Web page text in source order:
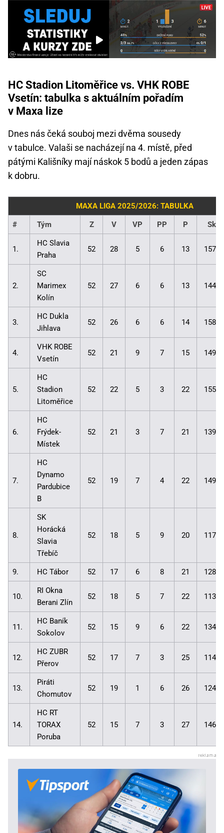
HC Stadion Litoměřice vs. VHK ROBE
Vsetín: tabulka s aktuálním pořadím
v Maxa lize
Dnes nás čeká souboj mezi dvěma sousedy
v tabulce. Valaši se nacházejí na 4. místě, před
pátými Kališníky mají náskok 5 bodů a jeden zápas
k dobru.
MAXA LIGA 2025/2026: TABULKA
# Tým Z V VP PP P
1.
HC Slavia
Praha
52 28 5 6 13
2.
SC
Marimex
Kolín
52 27 6 6 13
3.
HC Dukla
Jihlava
52 26 6 6 14
4.
VHK ROBE
Vsetín
52 21 9 7 15
5.
HC
Stadion
Litoměřice
52 22 5 3 22
6.
HC
Frýdek-
Místek
52 21 3 7 21
7.
HC
Dynamo
Pardubice
B
52 19 7 4 22
8.
SK
Horácká
Slavia
Třebíč
52 18 5 9 20
9. HC Tábor 52 17 6 8 21
10.
RI Okna
Berani Zlín
52 18 5 7 22
11.
HC Baník
Sokolov
52 15 9 6 22
12.
HC ZUBR
Přerov
52 17 7 3 25
13.
Piráti
Chomutov
52 19 1 6 26
14.
HC RT
TORAX
Poruba
52 15 7 3 27